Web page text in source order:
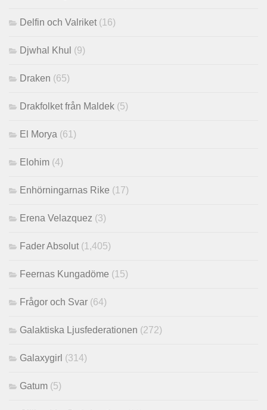
Delfin och Valriket (16)
Djwhal Khul (9)
Draken (65)
Drakfolket från Maldek (5)
El Morya (61)
Elohim (4)
Enhörningarnas Rike (17)
Erena Velazquez (3)
Fader Absolut (1,405)
Feernas Kungadöme (15)
Frågor och Svar (64)
Galaktiska Ljusfederationen (272)
Galaxygirl (314)
Gatum (5)